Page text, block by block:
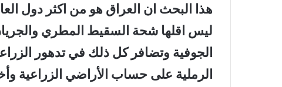
هذا البحث ان العراق هو من اكثر دول
ليس اقلها شحة السقيط المطري
الجوفية وتضافر كل ذلك في تدهور
الرملية على حساب الأراضي الزراعية